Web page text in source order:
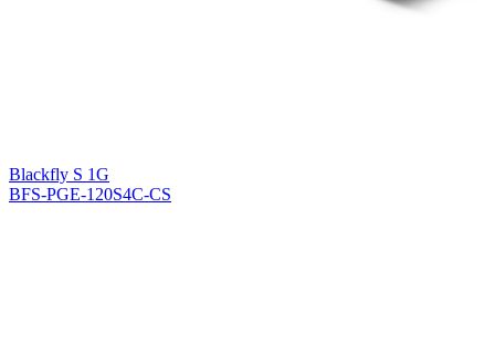
Blackfly S 1G
BFS-PGE-120S4C-CS